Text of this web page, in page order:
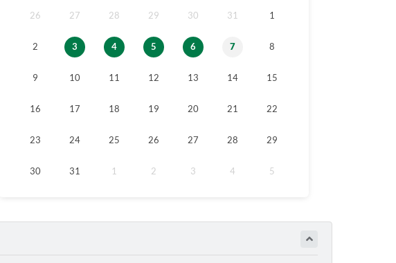
26 27 28 29 30 31 1
2 3 4 5 6 7 8
9 10 11 12 13 14 15
16 17 18 19 20 21 22
23 24 25 26 27 28 29
30 31 1 2 3 4 5